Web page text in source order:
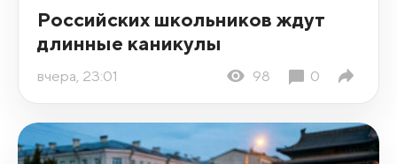
Российских школьников ждут
длинные каникулы
вчера, 23:01 98 0